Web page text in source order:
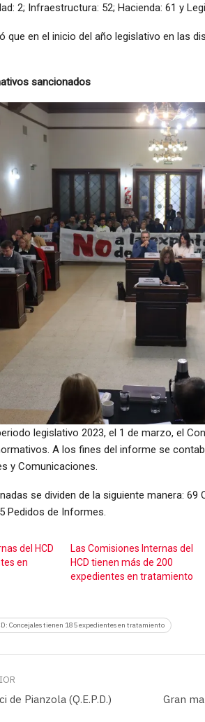
2; Infraestructura: 52; Hacienda: 61 y
que en el inicio del año legislativo en las
sancionados
legislativo 2023, el 1 de marzo, el
A los fines del informe se
y Comunicaciones.
se dividen de la siguiente manera: 69
Pedidos de Informes.
del HCD
en
Las Comisiones Internas del
HCD tienen más de 200
expedientes en tratamiento
Concejales tienen 185 expedientes en tratamiento
de Pianzola (Q.E.P.D.)
Gran